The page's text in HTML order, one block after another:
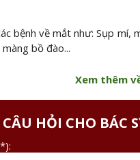
bệnh về mắt như: Sụp mí,
bồ đào...
Xem thêm
HỎI CHO BÁC